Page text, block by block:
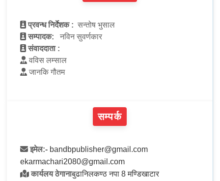
प्रवन्ध निर्देशक : सन्तोष भुसाल
सम्पादक:
नविन सुवर्णकार
संवाददाता :
वविस लम्साल
जानकि गौतम
सम्पर्क
इमेल:- bandbpublisher@gmail.com
ekarmachari2080@gmail.com
कार्यलय ठेगानाबुढानिलकण्ठ नपा 8 मण्डिखाटार